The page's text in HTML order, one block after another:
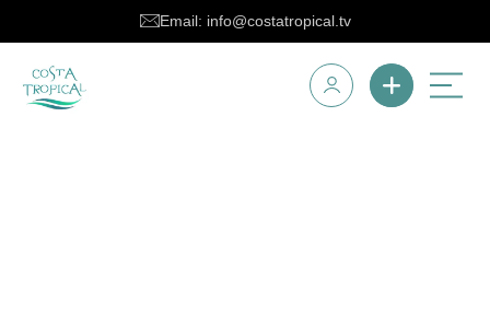
Email: info@costatropical.tv